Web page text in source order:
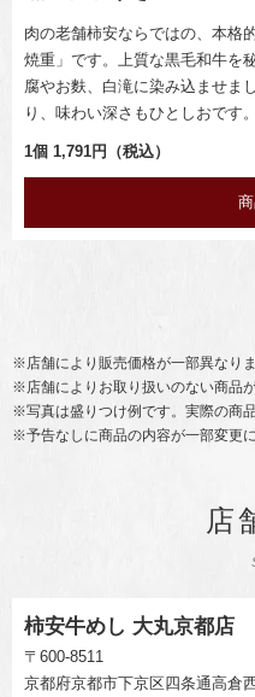
肉の老舗柿安ならではの、本格
焼重」です。上質な黒毛和牛を
腐やお麩、白滝に染み込ませま
り、味わい深さもひとしおです。
1個 1,791円（税込）
※店舗により販売価格が一部異なり
※店舗によりお取り扱いのない商品
※写真は盛りつけ例です。実際の商
※予告なしに商品の内容が一部変更
店
柿安牛めし 大丸京都店
〒600-8511
京都府京都市下京区四条通高倉